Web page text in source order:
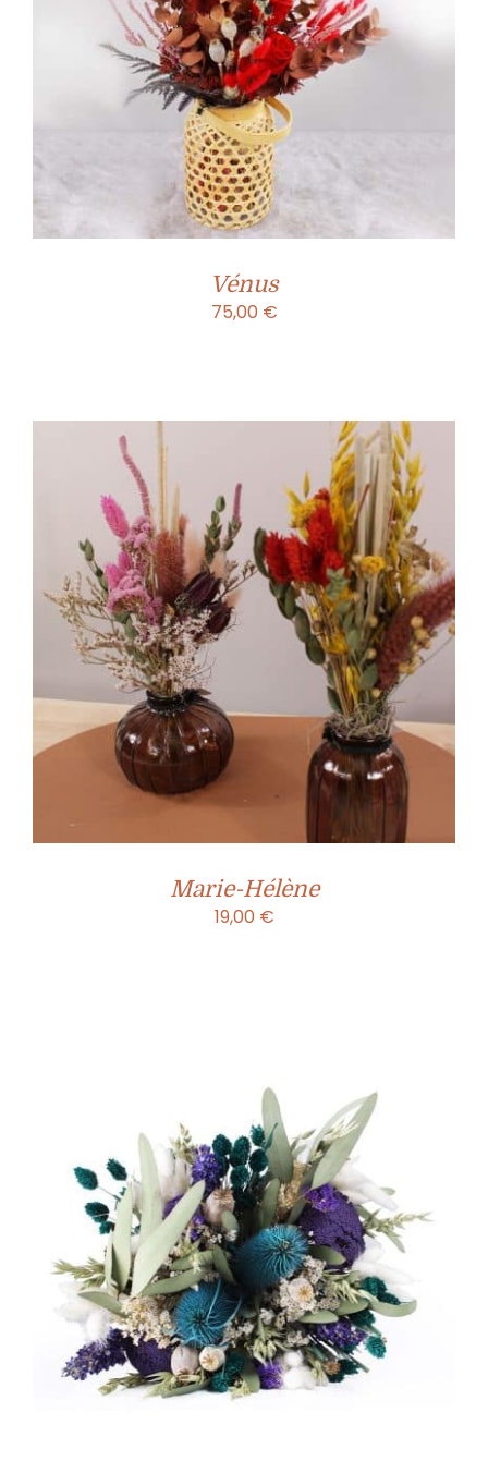
Vénus
75,00 €
Marie-Hélène
19,00 €